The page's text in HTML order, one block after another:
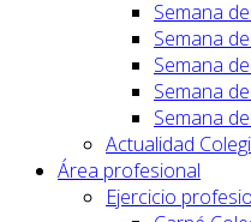
Semana
Semana
Semana
Semana
Semana
Actualidad
Área profesional
Ejercicio